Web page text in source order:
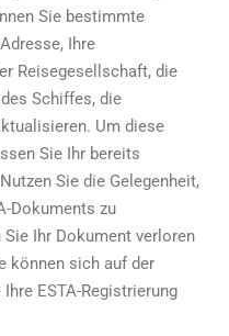
Sie bestimmte
Ihre
Reisegesellschaft, die
Schiffes, die
Um diese
Sie Ihr bereits
Sie die Gelegenheit,
Dokuments zu
Sie Ihr Dokument verloren
können sich auf der
ESTA-Registrierung